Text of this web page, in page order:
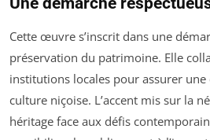
Cette œuvre s’inscrit dans une
préservation du patrimoine. Elle
institutions locales pour assurer
culture niçoise. L’accent mis sur la
héritage face aux défis